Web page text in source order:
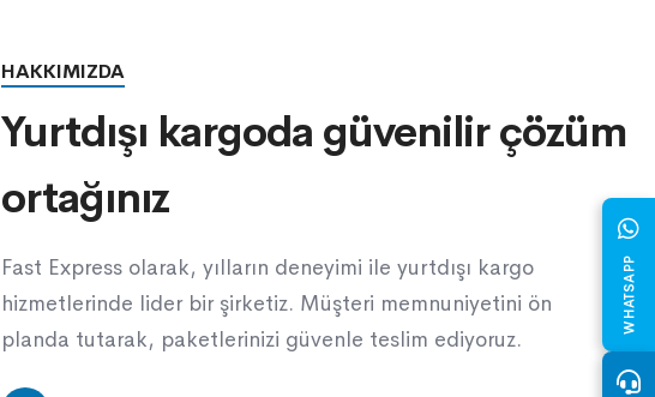
HAKKIMIZDA
Yurtdışı kargoda güvenilir çözüm
ortağınız
Fast Express olarak, yılların deneyimi ile yurtdışı kargo
hizmetlerinde lider bir şirketiz. Müşteri memnuniyetini ön
planda tutarak, paketlerinizi güvenle teslim ediyoruz.
WHATSAPP